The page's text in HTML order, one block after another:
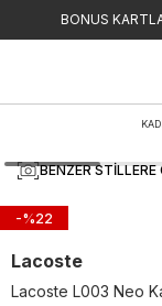
BONUS
BENZER
-%22
Lacoste
Lacoste L003 Neo